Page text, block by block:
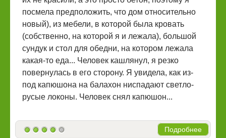
посмела предположить, что дом относительно
новый), из мебели, в которой была кровать
(собственно, на которой я и лежала), большой
сундук и стол для обедни, на котором лежала
какая-то еда... Человек кашлянул, я резко
повернулась в его сторону. Я увидела, как из-
под капюшона на балахон ниспадают светло-
русые локоны. Человек снял капюшон...
Подробнее